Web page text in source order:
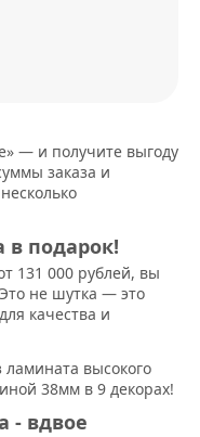
— и получите выгоду
заказа и
подарок!
131 000 рублей, вы
не шутка — это
качества и
высокого
38мм в 9 декорах!
- вдвое